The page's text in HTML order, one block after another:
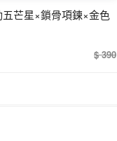
芒星×鎖骨項鍊×金色
$ 390